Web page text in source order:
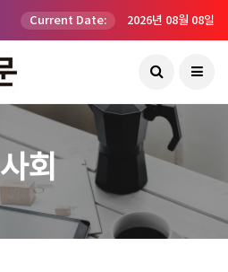
Current Date: 2026년 08월 08일
사회